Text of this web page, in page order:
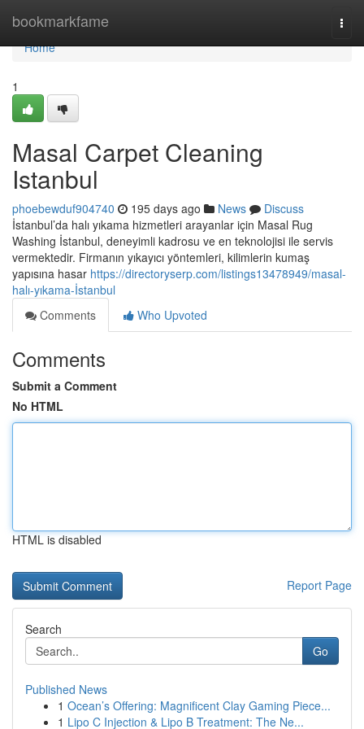
bookmarkfame
Home
Home
1
Masal Carpet Cleaning
Istanbul
phoebewduf904740 195 days ago News
Discuss
İstanbul’da halı yıkama hizmetleri arayanlar için Masal Rug
Washing İstanbul, deneyimli kadrosu ve en teknolojisi ile servis
vermektedir. Firmanın yıkayıcı yöntemleri, kilimlerin kumaş
yapısına hasar https://directoryserp.com/listings13478949/masal-
halı-yıkama-İstanbul
Comments
Who Upvoted
Comments
Submit a Comment
No HTML
HTML is disabled
Report Page
Search
Go
Published News
1 Ocean’s Offering: Magnificent Clay Gaming Piece...
1 Lipo C Injection & Lipo B Treatment: The Ne...